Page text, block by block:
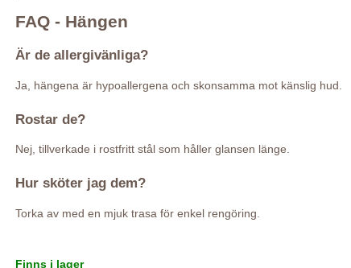
FAQ - Hängen
Är de allergivänliga?
Ja, hängena är hypoallergena och skonsamma mot känslig hud.
Rostar de?
Nej, tillverkade i rostfritt stål som håller glansen länge.
Hur sköter jag dem?
Torka av med en mjuk trasa för enkel rengöring.
Finns i lager